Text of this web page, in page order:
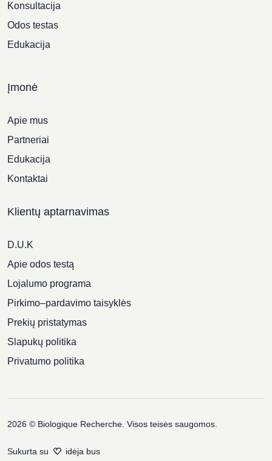
Konsultacija
Odos testas
Edukacija
Įmonė
Apie mus
Partneriai
Edukacija
Kontaktai
Klientų aptarnavimas
D.U.K
Apie odos testą
Lojalumo programa
Pirkimo–pardavimo taisyklės
Prekių pristatymas
Slapukų politika
Privatumo politika
2026 © Biologique Recherche. Visos teisės saugomos.
Sukurta su idėja bus